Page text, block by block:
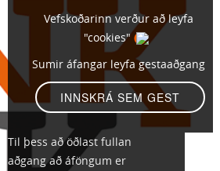
Vefskoðarinn verður að leyfa
"cookies"
Sumir áfangar leyfa gestaaðgang
Til þess að öðlast fullan
aðgang að áföngum er